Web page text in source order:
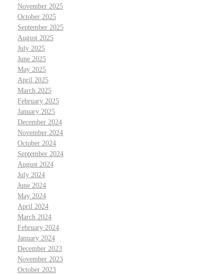
November 2025
October 2025
September 2025
August 2025
July 2025
June 2025
May 2025
April 2025
March 2025
February 2025
January 2025
December 2024
November 2024
October 2024
September 2024
August 2024
July 2024
June 2024
May 2024
April 2024
March 2024
February 2024
January 2024
December 2023
November 2023
October 2023